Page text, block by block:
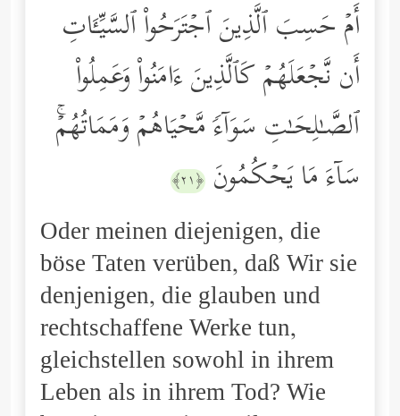
أَمۡ حَسِبَ ٱلَّذِینَ ٱجۡتَرَحُواْ ٱلسَّیِّـَٔاتِ
أَن نَّجۡعَلَهُمۡ كَٱلَّذِینَ ءَامَنُواْ وَعَمِلُواْ
ٱلصَّـٰلِحَـٰتِ سَوَاۤءࣰ مَّحۡیَاهُمۡ وَمَمَاتُهُمۡۚ
سَاۤءَ مَا یَحۡكُمُونَ ﴿٢١﴾
Oder meinen diejenigen, die
böse Taten verüben, daß Wir sie
denjenigen, die glauben und
rechtschaffene Werke tun,
gleichstellen sowohl in ihrem
Leben als in ihrem Tod? Wie